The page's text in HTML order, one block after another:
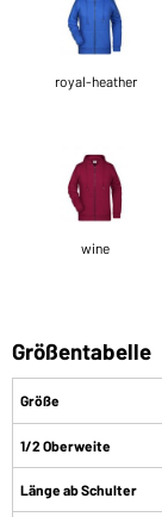
royal-heather
wine
Größentabelle
Größe
1/2 Oberweite
Länge ab Schulter